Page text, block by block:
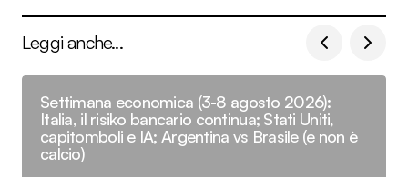
Leggi anche...
Settimana economica (3-8 agosto 2026):
Italia, il risiko bancario continua; Stati Uniti,
capitomboli e IA; Argentina vs Brasile (e non è
calcio)